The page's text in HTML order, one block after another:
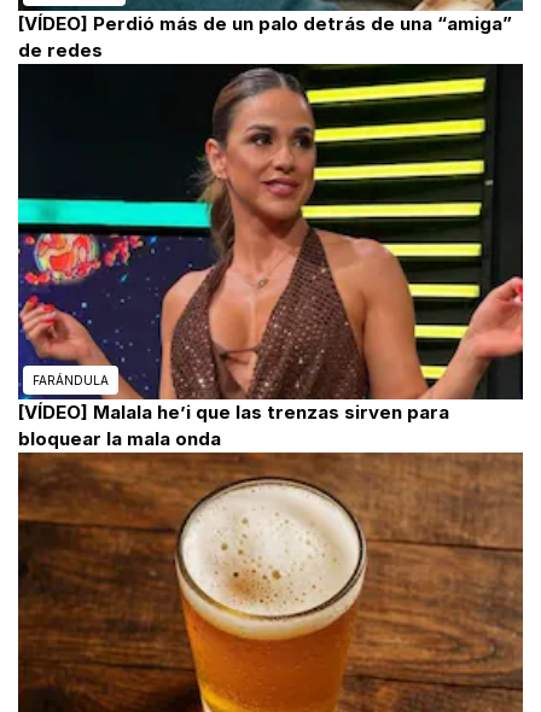
[VÍDEO] Perdió más de un palo detrás de una “amiga”
de redes
FARÁNDULA
[VÍDEO] Malala he’i que las trenzas sirven para
bloquear la mala onda